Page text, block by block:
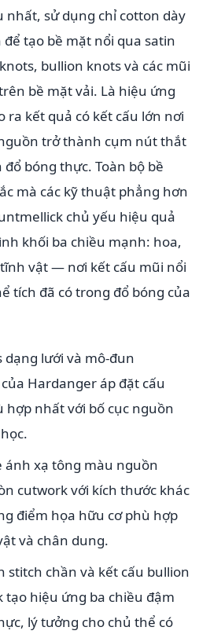
nhất, sử dụng chỉ cotton dày
tạo bề mặt nổi qua satin
bullion knots và các mũi
bề mặt vải. Là hiệu ứng
ra kết quả có kết cấu lớn nơi
trở thành cụm nút thắt
bóng thực. Toàn bộ bề
mà các kỹ thuật phẳng hơn
chủ yếu hiệu quả
khối ba chiều mạnh: hoa,
vật — nơi kết cấu mũi nổi
tích đã có trong đổ bóng của
dạng lưới và mô-đun
Hardanger áp đặt cấu
hợp nhất với bố cục nguồn
ánh xạ tông màu nguồn
cutwork với kích thước khác
điểm họa hữu cơ phù hợp
và chân dung.
stitch chần và kết cấu bullion
tạo hiệu ứng ba chiều đậm
lý tưởng cho chủ thể có